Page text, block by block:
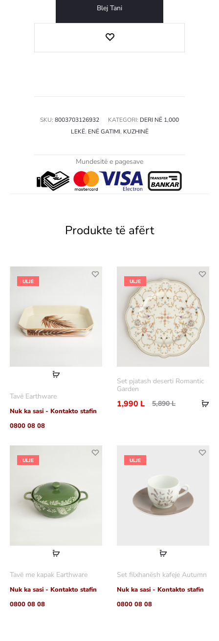
Blej Tani
SKU: 8003703126932 KATEGORI: DERI NË 1,000
LEKË, ENË GATIMI, KUZHINË
Mundesitë e pagesave
Produkte të afërt
ULJE
Lexoni
Tavë Earthware
Nuk ka sasi - Kontakto stafin
0800 08 08
ULJE
Set pjatash deserti Romantic
Garden
5,890L
1,990 L
ULJE
Lexoni
Tavë me kapak Earthware
Nuk ka sasi - Kontakto stafin
0800 08 08
ULJE
Lexoni
shumë
Set filxhanësh kafeje Autumn
Nuk ka sasi - Kontakto stafin
0800 08 08